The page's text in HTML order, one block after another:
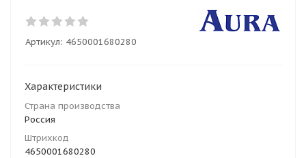
Артикул: 4650001680280
Характеристики
Страна производства
Россия
Штрихкод
4650001680280